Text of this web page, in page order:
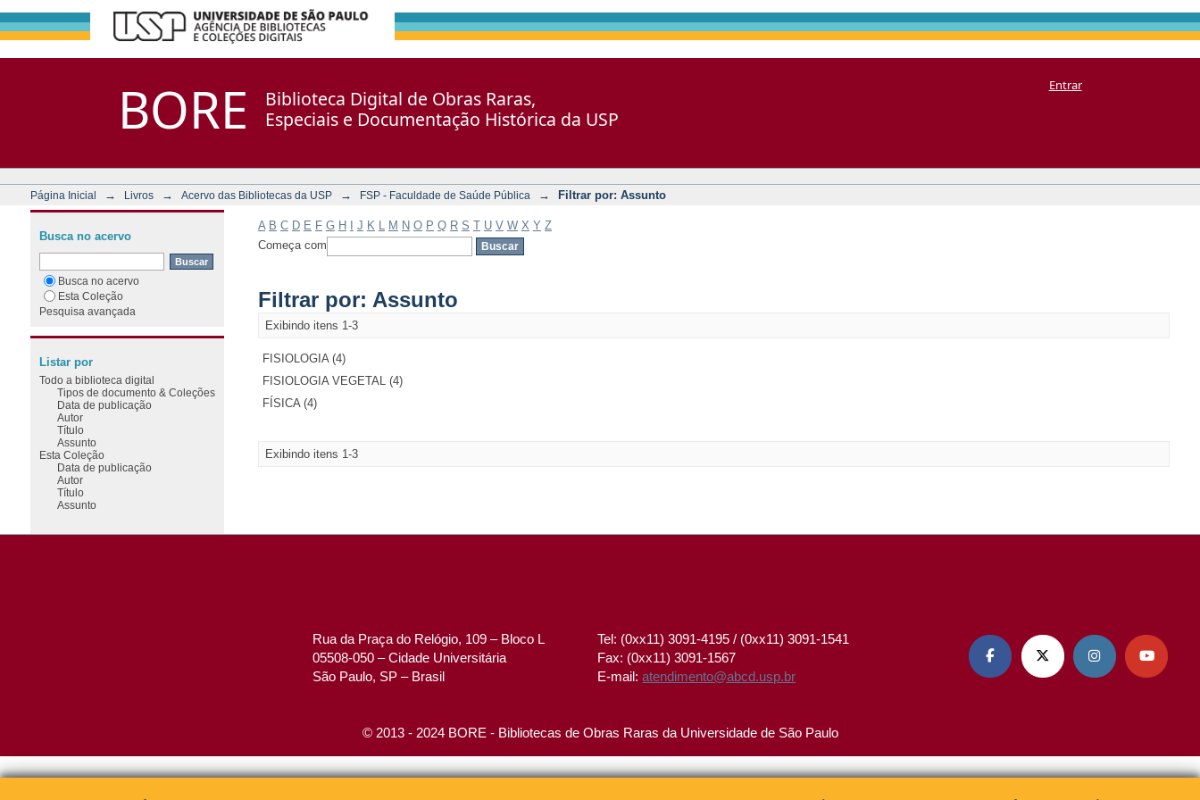
BORE
Biblioteca Digital de Obras Raras,
Especiais e Documentação Histórica da USP
Entrar
Página Inicial → Livros → Acervo das Bibliotecas da USP → FSP - Faculdade de Saúde Pública → Filtrar por: Assunto
A B C D E F G H J K M N O P Q R S T U V W X Y Z
Começa com
Filtrar por: Assunto
Exibindo itens 1-3
FISIOLOGIA (4)
FISIOLOGIA VEGETAL (4)
FÍSICA (4)
Exibindo itens 1-3
Busca no acervo
Busca no acervo
Esta Coleção
Pesquisa avançada
Listar por
Todo a biblioteca digital
Tipos de documento & Coleções
Data de publicação
Autor
Título
Assunto
Esta Coleção
Data de publicação
Autor
Título
Assunto
Rua da Praça do Relógio, 109 – Bloco L
05508-050 – Cidade Universitária
São Paulo, SP – Brasil
Tel: (0xx11) 3091-4195 / (0xx11) 3091-1541
Fax: (0xx11) 3091-1567
E-mail:atendimento@abcd.usp.br
   
© 2013 - 2024 BORE - Bibliotecas de Obras Raras da Universidade de São Paulo